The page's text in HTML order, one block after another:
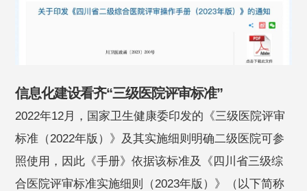
信息化建设看齐“三级医院评审标准”
2022年12月，国家卫生健康委印发的《三级医院评审
标准（2022年版）》及其实施细则明确二级医院可参
照使用，因此《手册》依据该标准及《四川省三级综
合医院评审标准实施细则（2023年版）》（以下简称